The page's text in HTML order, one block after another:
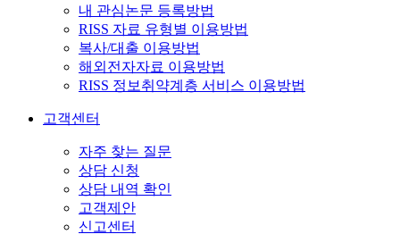
내 관심논문 등록방법
RISS 자료 유형별 이용방법
복사/대출 이용방법
해외전자자료 이용방법
RISS 정보취약계층 서비스 이용방법
고객센터
자주 찾는 질문
상담 신청
상담 내역 확인
고객제안
신고센터